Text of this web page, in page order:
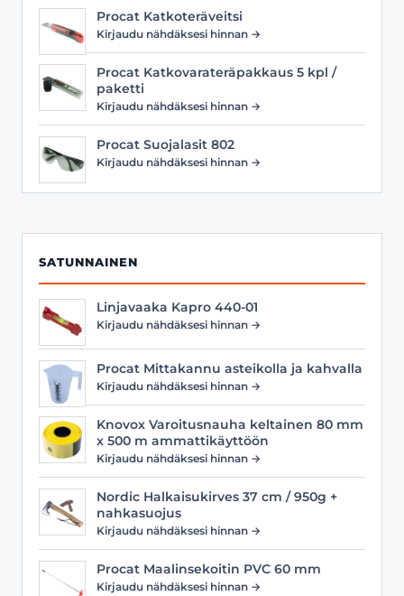
Procat Katkoteräveitsi
Kirjaudu nähdäksesi hinnan →
Procat Katkovarateräpakkaus 5 kpl /
paketti
Kirjaudu nähdäksesi hinnan →
Procat Suojalasit 802
Kirjaudu nähdäksesi hinnan →
SATUNNAINEN
Linjavaaka Kapro 440-01
Kirjaudu nähdäksesi hinnan →
Procat Mittakannu asteikolla ja kahvalla
Kirjaudu nähdäksesi hinnan →
Knovox Varoitusnauha keltainen 80 mm
x 500 m ammattikäyttöön
Kirjaudu nähdäksesi hinnan →
Nordic Halkaisukirves 37 cm / 950g +
nahkasuojus
Kirjaudu nähdäksesi hinnan →
Procat Maalinsekoitin PVC 60 mm
Kirjaudu nähdäksesi hinnan →